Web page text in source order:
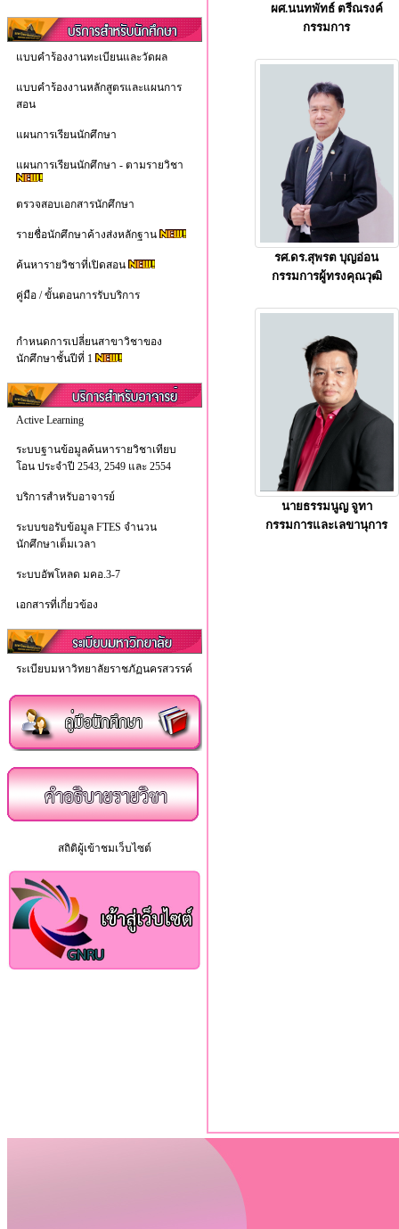
แบบคำร้องงานทะเบียนและวัดผล
แบบคำร้องงานหลักสูตรและแผนการ
สอน
แผนการเรียนนักศึกษา
แผนการเรียนนักศึกษา - ตามรายวิชา
ตรวจสอบเอกสารนักศึกษา
รายชื่อนักศึกษาค้างส่งหลักฐาน
ค้นหารายวิชาที่เปิดสอน
คู่มือ / ขั้นตอนการรับบริการ
กำหนดการเปลี่ยนสาขาวิชาของ
นักศึกษาชั้นปีที่ 1
Active Learning
ระบบฐานข้อมูลค้นหารายวิชาเทียบ
โอน ประจำปี 2543, 2549 และ 2554
บริการสำหรับอาจารย์
ระบบขอรับข้อมูล FTES จำนวน
นักศึกษาเต็มเวลา
ระบบอัพโหลด มคอ.3-7
เอกสารที่เกี่ยวข้อง
ระเบียบมหาวิทยาลัยราชภัฏนครสวรรค์
สถิติผู้เข้าชมเว็บไซต์
ผศ.นนทพัทธ์ ตรีณรงค์
กรรมการ
รศ.ดร.สุพรต บุญอ่อน
กรรมการผู้ทรงคุณวุฒิ
นายธรรมนูญ จูทา
กรรมการและเลขานุการ